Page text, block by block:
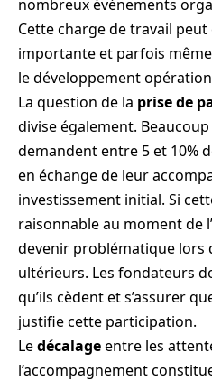
nombreux événements
Cette charge de travail
importante et parfois
le développement
La question de la prise de
divise également. Beaucoup
demandent entre 5 et 10%
en échange de leur
investissement initial. Si
raisonnable au moment de
devenir problématique lors
ultérieurs. Les fondateurs
qu’ils cèdent et s’assurer
justifie cette participation.
Ledécalageentre les
l’accompagnement